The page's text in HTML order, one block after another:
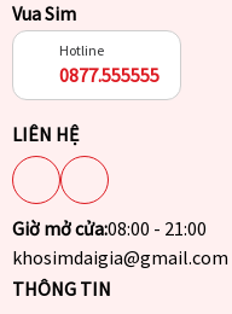
Vua Sim
Hotline
0877.555555
LIÊN HỆ
Giờ mở cửa:08:00 - 21:00
khosimdaigia@gmail.com
THÔNG TIN